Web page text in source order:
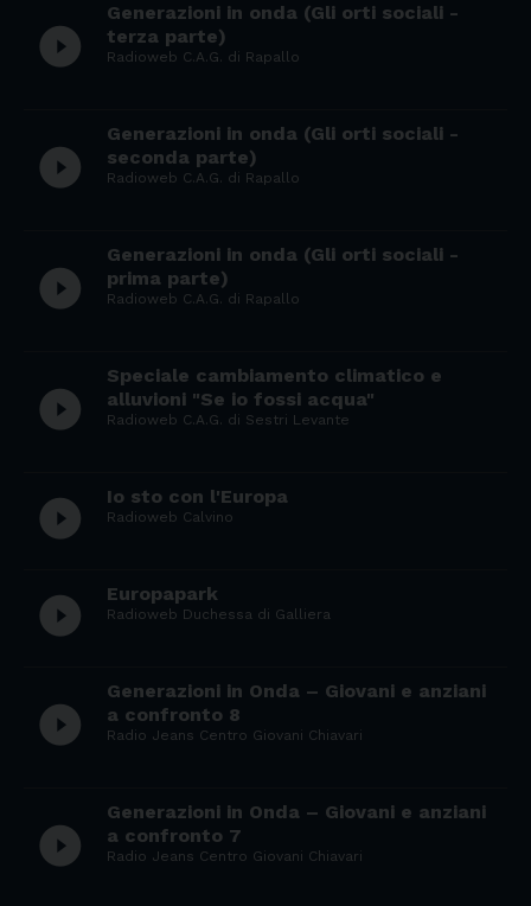
play_circle_filled
Generazioni in onda (Gli orti sociali -
terza parte)
Radioweb C.A.G. di Rapallo
play_circle_filled
Generazioni in onda (Gli orti sociali -
seconda parte)
Radioweb C.A.G. di Rapallo
play_circle_filled
Generazioni in onda (Gli orti sociali -
prima parte)
Radioweb C.A.G. di Rapallo
play_circle_filled
Speciale cambiamento climatico e
alluvioni "Se io fossi acqua"
Radioweb C.A.G. di Sestri Levante
play_circle_filled Io sto con l'Europa
Radioweb Calvino
play_circle_filled Europapark
Radioweb Duchessa di Galliera
play_circle_filled
Generazioni in Onda – Giovani e anziani
a confronto 8
Radio Jeans Centro Giovani Chiavari
play_circle_filled
Generazioni in Onda – Giovani e anziani
a confronto 7
Radio Jeans Centro Giovani Chiavari